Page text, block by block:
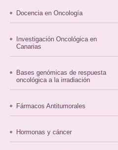
Docencia en Oncología
Investigación Oncológica en
Canarias
Bases genómicas de respuesta
oncológica a la irradiación
Fármacos Antitumorales
Hormonas y cáncer